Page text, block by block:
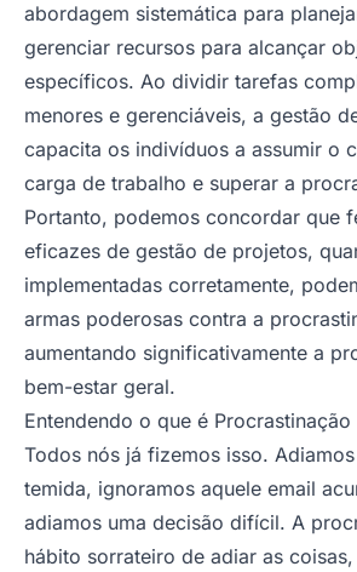
abordagem sistemática para
gerenciar recursos para alcançar
específicos. Ao dividir tarefas
menores e gerenciáveis, a gestão
capacita os indivíduos a assumir o
carga de trabalho e superar a
Portanto, podemos concordar que
eficazes de gestão de projetos,
implementadas corretamente,
armas poderosas contra a
aumentando significativamente a
bem-estar geral.
Entendendo o que é Procrastinação
Todos nós já fizemos isso.
temida, ignoramos aquele email
adiamos uma decisão difícil. A
hábito sorrateiro de adiar as